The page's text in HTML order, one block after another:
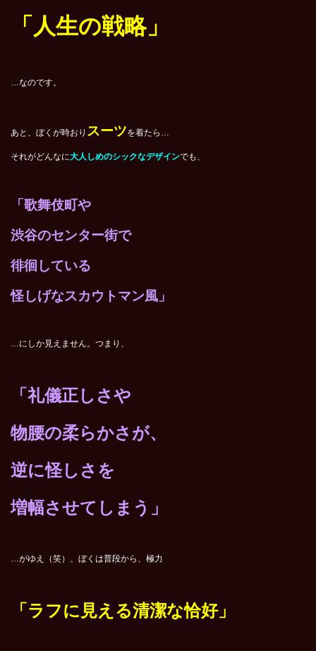
「人生の戦略」
…なのです。
あと、ぼくが時おり スーツを着たら…
それがどんなに大人しめのシックなデザインでも、
「歌舞伎町や
渋谷のセンター街で
徘徊している
怪しげなスカウトマン風」
…にしか見えません。つまり、
「礼儀正しさや
物腰の柔らかさが、
逆に怪しさを
増幅させてしまう」
…がゆえ（笑）、ぼくは普段から、極力
「ラフに見える清潔な恰好」